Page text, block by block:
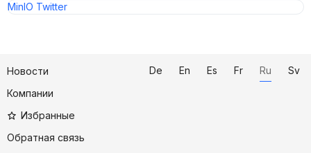
MinIO Twitter
Новости
Компании
Избранные
Обратная связь
De En Es Fr Ru Sv